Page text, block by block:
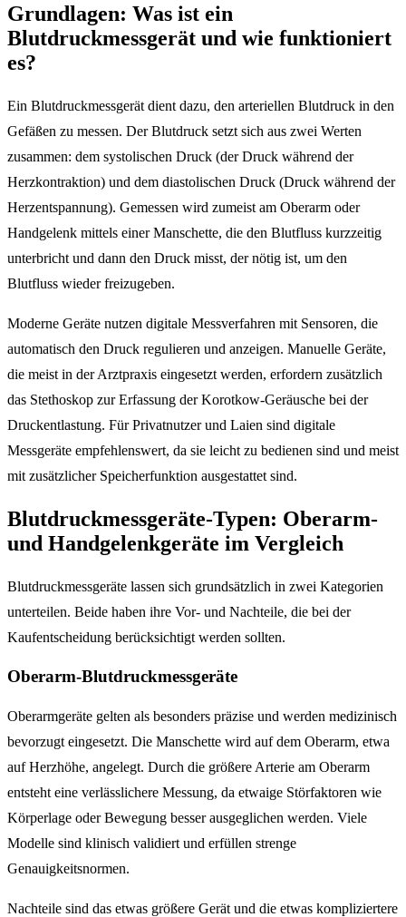
Grundlagen: Was ist ein
Blutdruckmessgerät und wie funktioniert
es?
Ein Blutdruckmessgerät dient dazu, den arteriellen Blutdruck in den
Gefäßen zu messen. Der Blutdruck setzt sich aus zwei Werten
zusammen: dem systolischen Druck (der Druck während der
Herzkontraktion) und dem diastolischen Druck (Druck während der
Herzentspannung). Gemessen wird zumeist am Oberarm oder
Handgelenk mittels einer Manschette, die den Blutfluss kurzzeitig
unterbricht und dann den Druck misst, der nötig ist, um den
Blutfluss wieder freizugeben.
Moderne Geräte nutzen digitale Messverfahren mit Sensoren, die
automatisch den Druck regulieren und anzeigen. Manuelle Geräte,
die meist in der Arztpraxis eingesetzt werden, erfordern zusätzlich
das Stethoskop zur Erfassung der Korotkow-Geräusche bei der
Druckentlastung. Für Privatnutzer und Laien sind digitale
Messgeräte empfehlenswert, da sie leicht zu bedienen sind und meist
mit zusätzlicher Speicherfunktion ausgestattet sind.
Blutdruckmessgeräte-Typen: Oberarm-
und Handgelenkgeräte im Vergleich
Blutdruckmessgeräte lassen sich grundsätzlich in zwei Kategorien
unterteilen. Beide haben ihre Vor- und Nachteile, die bei der
Kaufentscheidung berücksichtigt werden sollten.
Oberarm-Blutdruckmessgeräte
Oberarmgeräte gelten als besonders präzise und werden medizinisch
bevorzugt eingesetzt. Die Manschette wird auf dem Oberarm, etwa
auf Herzhöhe, angelegt. Durch die größere Arterie am Oberarm
entsteht eine verlässlichere Messung, da etwaige Störfaktoren wie
Körperlage oder Bewegung besser ausgeglichen werden. Viele
Modelle sind klinisch validiert und erfüllen strenge
Genauigkeitsnormen.
Nachteile sind das etwas größere Gerät und die etwas kompliziertere